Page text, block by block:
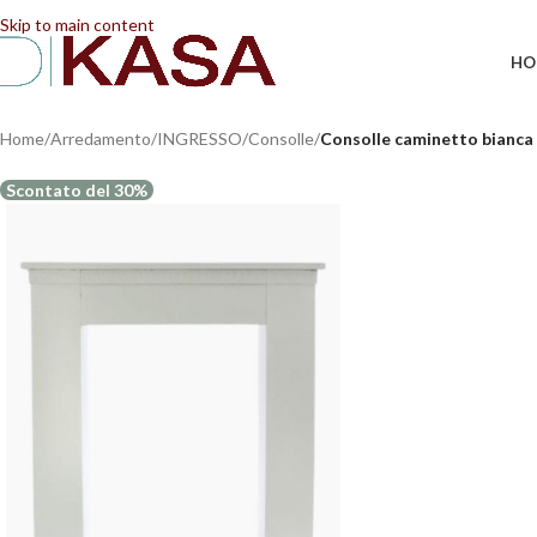
Skip to main content
Home/Arredamento/INGRESSO/Consolle/Consolle caminetto bianca
Scontato del 30%